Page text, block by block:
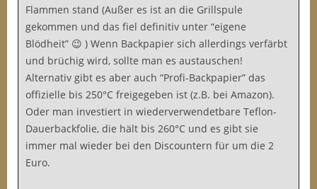
Flammen stand (Außer es ist an die Grillspule
gekommen und das fiel definitiv unter “eigene
Blödheit” 😉 ) Wenn Backpapier sich allerdings verfärbt
und brüchig wird, sollte man es austauschen!
Alternativ gibt es aber auch “Profi-Backpapier” das
offizielle bis 250°C freigegeben ist (z.B. bei Amazon).
Oder man investiert in wiederverwendetbare Teflon-
Dauerbackfolie, die hält bis 260°C und es gibt sie
immer mal wieder bei den Discountern für um die 2
Euro.